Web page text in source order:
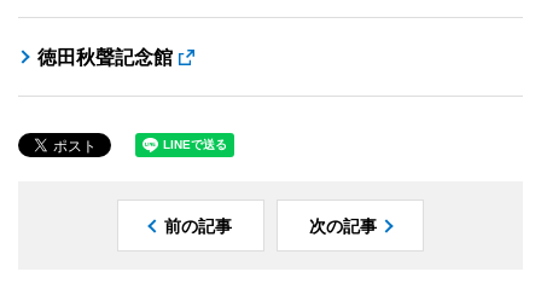
徳田秋聲記念館
前の記事 次の記事